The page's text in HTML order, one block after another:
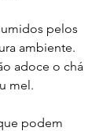
pelos
ambiente.
adoce o chá
mel.
podem